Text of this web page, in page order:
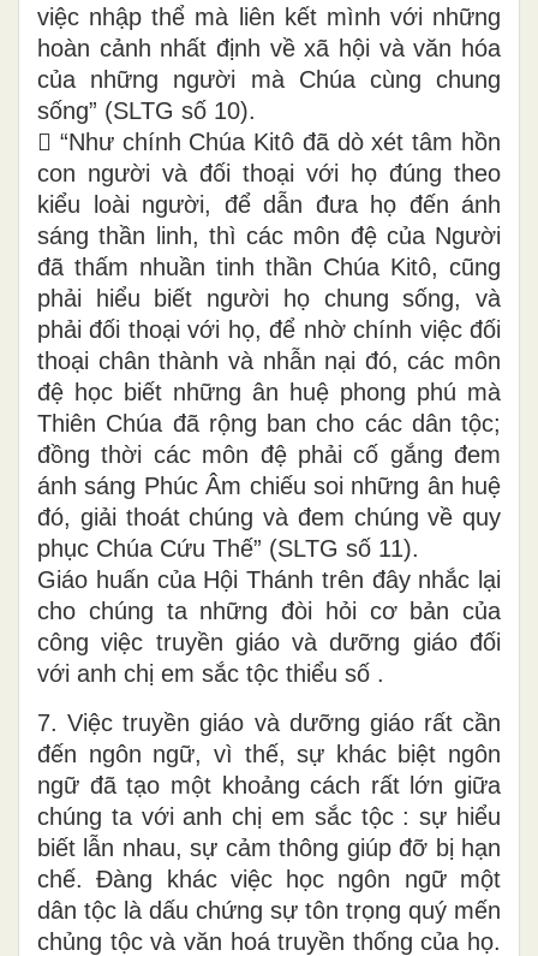
việc nhập thể mà liên kết mình với những
hoàn cảnh nhất định về xã hội và văn hóa
của những người mà Chúa cùng chung
sống” (SLTG số 10).
 “Như chính Chúa Kitô đã dò xét tâm hồn
con người và đối thoại với họ đúng theo
kiểu loài người, để dẫn đưa họ đến ánh
sáng thần linh, thì các môn đệ của Người
đã thấm nhuần tinh thần Chúa Kitô, cũng
phải hiểu biết người họ chung sống, và
phải đối thoại với họ, để nhờ chính việc đối
thoại chân thành và nhẫn nại đó, các môn
đệ học biết những ân huệ phong phú mà
Thiên Chúa đã rộng ban cho các dân tộc;
đồng thời các môn đệ phải cố gắng đem
ánh sáng Phúc Âm chiếu soi những ân huệ
đó, giải thoát chúng và đem chúng về quy
phục Chúa Cứu Thế” (SLTG số 11).
Giáo huấn của Hội Thánh trên đây nhắc lại
cho chúng ta những đòi hỏi cơ bản của
công việc truyền giáo và dưỡng giáo đối
với anh chị em sắc tộc thiểu số .
7. Việc truyền giáo và dưỡng giáo rất cần
đến ngôn ngữ, vì thế, sự khác biệt ngôn
ngữ đã tạo một khoảng cách rất lớn giữa
chúng ta với anh chị em sắc tộc : sự hiểu
biết lẫn nhau, sự cảm thông giúp đỡ bị hạn
chế. Đàng khác việc học ngôn ngữ một
dân tộc là dấu chứng sự tôn trọng quý mến
chủng tộc và văn hoá truyền thống của họ.